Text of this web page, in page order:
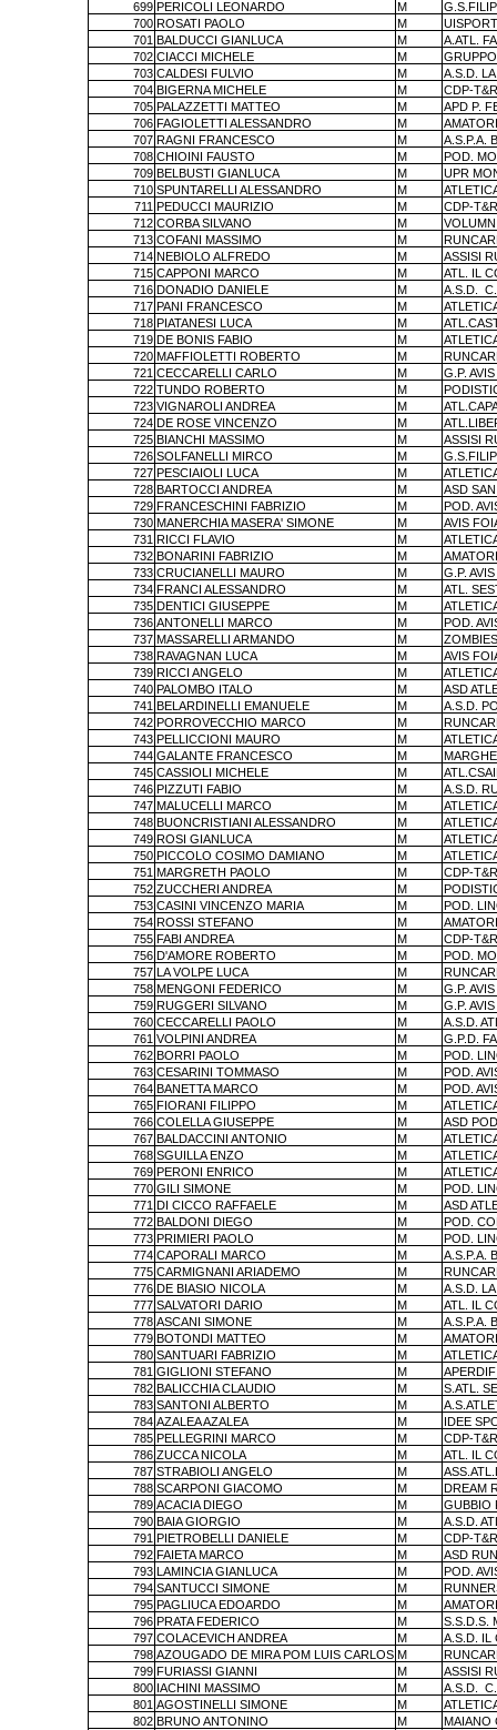
699 PERICOLI LEONARDO M
700 ROSATI PAOLO M
701 BALDUCCI GIANLUCA M
A.ATL.
702 CIACCI MICHELE M
703 CALDESI FULVIO M
A.S.D.
704 BIGERNA MICHELE M
CDP-
705 PALAZZETTI MATTEO M
APD P.
706 FAGIOLETTI ALESSANDRO M
707 RAGNI FRANCESCO M
A.S.P.A.
708 CHIOINI FAUSTO M
POD.
709 BELBUSTI GIANLUCA M
UPR
710 SPUNTARELLI ALESSANDRO M
711 PEDUCCI MAURIZIO M
CDP-
712 CORBA SILVANO M
713 COFANI MASSIMO M
714 NEBIOLO ALFREDO M
ASSISI
715 CAPPONI MARCO M
ATL. IL
716 DONADIO DANIELE M A.S.D.
717 PANI FRANCESCO M
718 PIATANESI LUCA M
719 DE BONIS FABIO M
720 MAFFIOLETTI ROBERTO M
721 CECCARELLI CARLO M
G.P.
722 TUNDO ROBERTO M
723 VIGNAROLI ANDREA M
724 DE ROSE VINCENZO M
725 BIANCHI MASSIMO M
ASSISI
726 SOLFANELLI MIRCO M
727 PESCIAIOLI LUCA M
728 BARTOCCI ANDREA M
ASD
729 FRANCESCHINI FABRIZIO M
POD.
730 MANERCHIA MASERA' SIMONE M
AVIS
731 RICCI FLAVIO M
732 BONARINI FABRIZIO M
733 CRUCIANELLI MAURO M
G.P.
734 FRANCI ALESSANDRO M
ATL.
735 DENTICI GIUSEPPE M
736 ANTONELLI MARCO M
POD.
737 MASSARELLI ARMANDO M
738 RAVAGNAN LUCA M
AVIS
739 RICCI ANGELO M
740 PALOMBO ITALO M
ASD
741 BELARDINELLI EMANUELE M
A.S.D.
742 PORROVECCHIO MARCO M
743 PELLICCIONI MAURO M
744 GALANTE FRANCESCO M
745 CASSIOLI MICHELE M
746 PIZZUTI FABIO M
A.S.D.
747 MALUCELLI MARCO M
748 BUONCRISTIANI ALESSANDRO M
749 ROSI GIANLUCA M
750 PICCOLO COSIMO DAMIANO M
751 MARGRETH PAOLO M
CDP-
752 ZUCCHERI ANDREA M
753 CASINI VINCENZO MARIA M
POD.
754 ROSSI STEFANO M
755 FABI ANDREA M
CDP-
756 D'AMORE ROBERTO M
POD.
757 LA VOLPE LUCA M
758 MENGONI FEDERICO M
G.P.
759 RUGGERI SILVANO M
G.P.
760 CECCARELLI PAOLO M
A.S.D.
761 VOLPINI ANDREA M
G.P.D.
762 BORRI PAOLO M
POD.
763 CESARINI TOMMASO M
POD.
764 BANETTA MARCO M
POD.
765 FIORANI FILIPPO M
766 COLELLA GIUSEPPE M
ASD
767 BALDACCINI ANTONIO M
768 SGUILLA ENZO M
769 PERONI ENRICO M
770 GILI SIMONE M
POD.
771 DI CICCO RAFFAELE M
ASD
772 BALDONI DIEGO M
POD.
773 PRIMIERI PAOLO M
POD.
774 CAPORALI MARCO M
A.S.P.A.
775 CARMIGNANI ARIADEMO M
776 DE BIASIO NICOLA M
A.S.D.
777 SALVATORI DARIO M
ATL. IL
778 ASCANI SIMONE M
A.S.P.A.
779 BOTONDI MATTEO M
780 SANTUARI FABRIZIO M
781 GIGLIONI STEFANO M
782 BALICCHIA CLAUDIO M
S.ATL.
783 SANTONI ALBERTO M
784 AZALEA AZALEA M
IDEE
785 PELLEGRINI MARCO M
CDP-
786 ZUCCA NICOLA M
ATL. IL
787 STRABIOLI ANGELO M
788 SCARPONI GIACOMO M
DREAM
789 ACACIA DIEGO M
GUBBIO
790 BAIA GIORGIO M
A.S.D.
791 PIETROBELLI DANIELE M
CDP-
792 FAIETA MARCO M
ASD
793 LAMINCIA GIANLUCA M
POD.
794 SANTUCCI SIMONE M
795 PAGLIUCA EDOARDO M
796 PRATA FEDERICO M
S.S.D.S.
797 COLACEVICH ANDREA M
A.S.D. IL
798 AZOUGADO DE MIRA POM LUIS CARLOS M
799 FURIASSI GIANNI M
ASSISI
800 IACHINI MASSIMO M A.S.D.
801 AGOSTINELLI SIMONE M
802 BRUNO ANTONINO M
MAIANO